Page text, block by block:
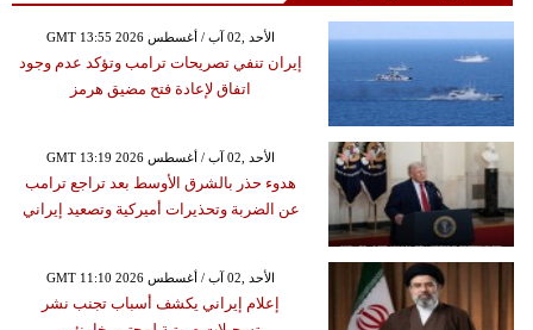
GMT 13:55 2026 الأحد ,02 آب / أغسطس
إيران تنفي تصريحات ترامب وتؤكد عدم وجود
اتفاق لإعادة فتح مضيق هرمز
GMT 13:19 2026 الأحد ,02 آب / أغسطس
هدوء حذر بالشرق الأوسط بعد تراجع ترامب
عن الضربة وتحذيرات أميركية وتصعيد إيراني
GMT 11:10 2026 الأحد ,02 آب / أغسطس
إعلام إيراني يكشف أسباب تجنب نشر